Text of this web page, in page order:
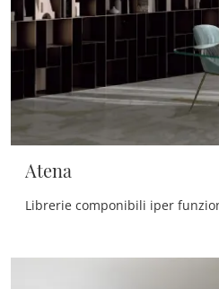
Atena